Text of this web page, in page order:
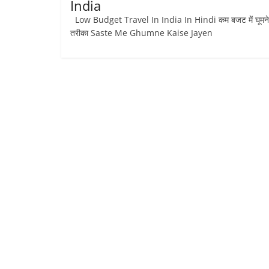
India
Low Budget Travel In India In Hindi कम बजट में घूमने
तरीका Saste Me Ghumne Kaise Jayen